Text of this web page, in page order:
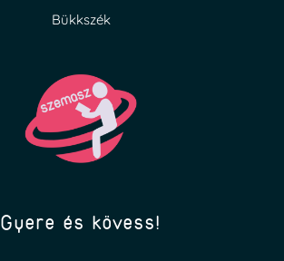
Bükkszék
Gyere és kövess!